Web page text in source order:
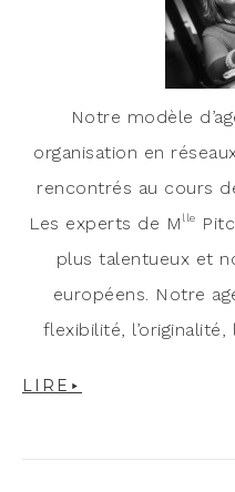
Notre modèle
organisation en
rencontrés au cours
Les experts de M lle
plus talentueux et
européens. Notre
flexibilité,
LIRE